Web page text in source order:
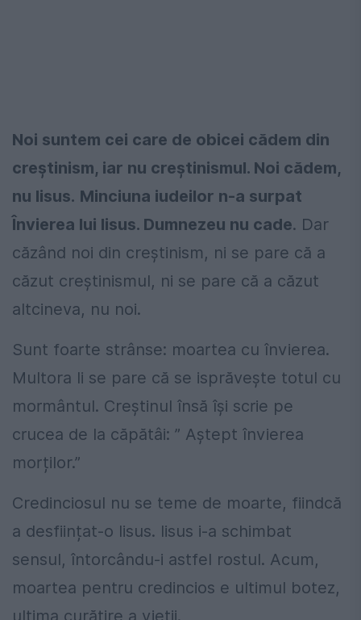
Noi suntem cei care de obicei cădem din
creștinism, iar nu creștinismul. Noi cădem,
nu Iisus. Minciuna iudeilor n-a surpat
Învierea lui Iisus. Dumnezeu nu cade. Dar
căzând noi din creștinism, ni se pare că a
căzut creștinismul, ni se pare că a căzut
altcineva, nu noi.
Sunt foarte strânse: moartea cu învierea.
Multora li se pare că se isprăvește totul cu
mormântul. Creștinul însă își scrie pe
crucea de la căpătâi: ” Aștept învierea
morților.”
Credinciosul nu se teme de moarte, fiindcă
a desființat-o Iisus. Iisus i-a schimbat
sensul, întorcându-i astfel rostul. Acum,
moartea pentru credincios e ultimul botez,